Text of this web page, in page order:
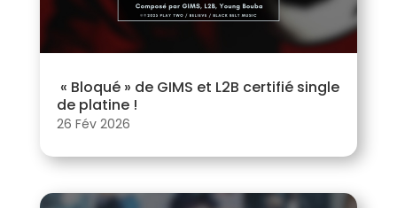
« Bloqué » de GIMS et L2B certifié single
de platine !
26 Fév 2026